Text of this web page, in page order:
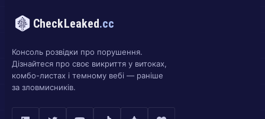
CheckLeaked.cc
Консоль розвідки про порушення.
Дізнайтеся про своє викриття у витоках,
комбо-листах і темному вебі — раніше
за зловмисників.